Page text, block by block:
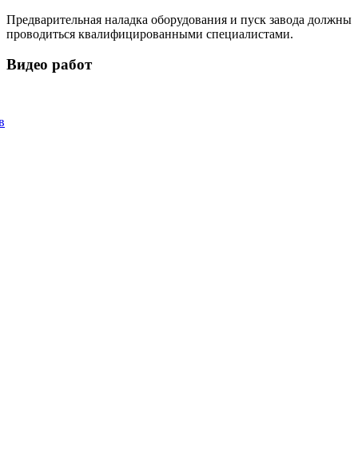
Предварительная наладка оборудования и пуск завода должны
проводиться квалифицированными специалистами.
Видео работ